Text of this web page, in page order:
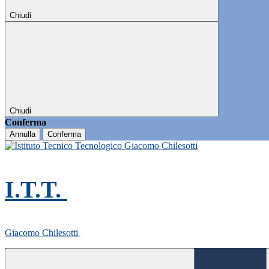
Chiudi
Chiudi
Conferma
Annulla Conferma
I.T.T.
Giacomo Chilesotti